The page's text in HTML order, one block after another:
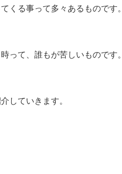
くる事って多々あるものです。
って、誰もが苦しいものです。
していきます。